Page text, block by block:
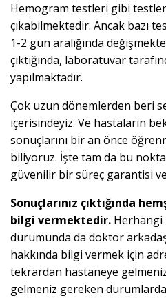
Hemogram testleri gibi
çıkabilmektedir. Ancak bazı
1-2 gün aralığında
çıktığında, laboratuvar
yapılmaktadır.
Çok uzun dönemlerden beri
içerisindeyiz. Ve hastaların
sonuçlarını bir an önce
biliyoruz. İşte tam da bu
güvenilir bir süreç garantisi
Sonuçlarınız çıktığında
bilgi vermektedir. Herhangi
durumunda da doktor
hakkında bilgi vermek için
tekrardan hastaneye
gelmeniz gereken